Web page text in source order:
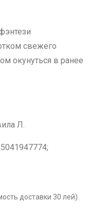
свежего
окунуться в ранее
Л.
доставки 30 лей).